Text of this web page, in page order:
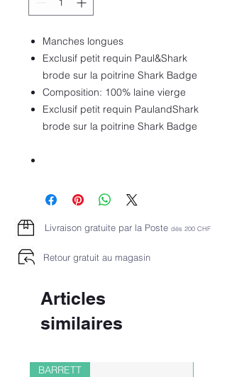
Manches longues
Exclusif petit requin Paul&Shark
brode sur la poitrine Shark Badge
Composition: 100% laine vierge
Exclusif petit requin PaulandShark
brode sur la poitrine Shark Badge
Livraison gratuite par la Poste dès 200 CHF
Retour gratuit au magasin
Articles
similaires
BARRETT